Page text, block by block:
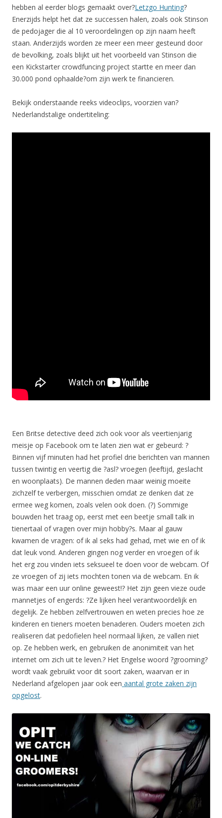
hebben al eerder blogs gemaakt over?Letzgo Hunting?
Enerzijds helpt het dat ze successen halen, zoals ook Stinson
de pedojager die al 10 veroordelingen op zijn naam heeft
staan. Anderzijds worden ze meer een meer gesteund door
de bevolking, zoals blijkt uit het voorbeeld van Stinson die
een Kickstarter crowdfuncing project startte en meer dan
30.000 pond ophaalde?om zijn werk te financieren.
Bekijk onderstaande reeks videoclips, voorzien van?
Nederlandstalige ondertiteling:
Een Britse detective deed zich ook voor als veertienjarig
meisje op Facebook om te laten zien wat er gebeurd: ?
Binnen vijf minuten had het profiel drie berichten van mannen
tussen twintig en veertig die ?asl? vroegen (leeftijd, geslacht
en woonplaats). De mannen deden maar weinig moeite
zichzelf te verbergen, misschien omdat ze denken dat ze
ermee weg komen, zoals velen ook doen. (?) Sommige
bouwden het traag op, eerst met een beetje small talk in
tienertaal of vragen over mijn hobby?s. Maar al gauw
kwamen de vragen: of ik al seks had gehad, met wie en of ik
dat leuk vond. Anderen gingen nog verder en vroegen of ik
het erg zou vinden iets seksueel te doen voor de webcam. Of
ze vroegen of zij iets mochten tonen via de webcam. En ik
was maar een uur online geweest!? Het zijn geen vieze oude
mannetjes of engerds: ?Ze lijken heel verantwoordelijk en
degelijk. Ze hebben zelfvertrouwen en weten precies hoe ze
kinderen en tieners moeten benaderen. Ouders moeten zich
realiseren dat pedofielen heel normaal lijken, ze vallen niet
op. Ze hebben werk, en gebruiken de anonimiteit van het
internet om zich uit te leven.? Het Engelse woord ?grooming?
wordt vaak gebruikt voor dit soort zaken, waarvan er in
Nederland afgelopen jaar ook een aantal grote zaken zijn
opgelost.